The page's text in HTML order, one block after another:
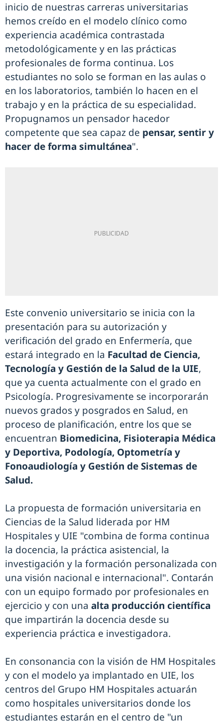
inicio de nuestras carreras universitarias
hemos creído en el modelo clínico como
experiencia académica contrastada
metodológicamente y en las prácticas
profesionales de forma continua. Los
estudiantes no solo se forman en las aulas o
en los laboratorios, también lo hacen en el
trabajo y en la práctica de su especialidad.
Propugnamos un pensador hacedor
competente que sea capaz de pensar, sentir y
hacer de forma simultánea".
Este convenio universitario se inicia con la
presentación para su autorización y
verificación del grado en Enfermería, que
estará integrado en la Facultad de Ciencia,
Tecnología y Gestión de la Salud de la UIE,
que ya cuenta actualmente con el grado en
Psicología. Progresivamente se incorporarán
nuevos grados y posgrados en Salud, en
proceso de planificación, entre los que se
encuentran Biomedicina, Fisioterapia Médica
y Deportiva, Podología, Optometría y
Fonoaudiología y Gestión de Sistemas de
Salud.
La propuesta de formación universitaria en
Ciencias de la Salud liderada por HM
Hospitales y UIE "combina de forma continua
la docencia, la práctica asistencial, la
investigación y la formación personalizada con
una visión nacional e internacional". Contarán
con un equipo formado por profesionales en
ejercicio y con una alta producción científica
que impartirán la docencia desde su
experiencia práctica e investigadora.
En consonancia con la visión de HM Hospitales
y con el modelo ya implantado en UIE, los
centros del Grupo HM Hospitales actuarán
como hospitales universitarios donde los
estudiantes estarán en el centro de "un